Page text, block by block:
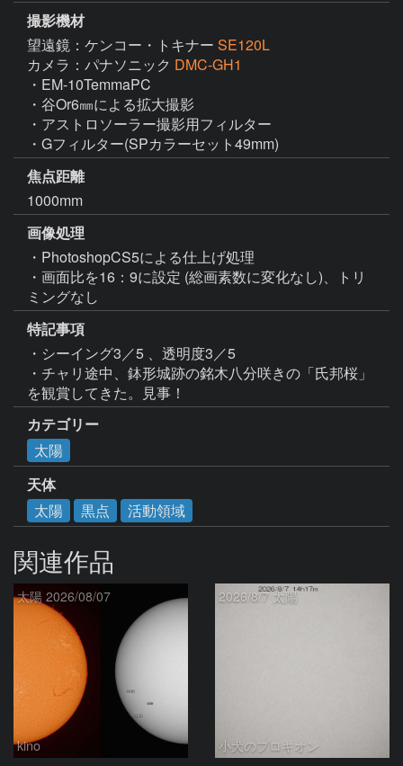
撮影機材
望遠鏡：ケンコー・トキナー SE120L
カメラ：パナソニック DMC-GH1
・EM-10TemmaPC
・谷Or6㎜による拡大撮影
・アストロソーラー撮影用フィルター
・Gフィルター(SPカラーセット49mm)
焦点距離
1000mm
画像処理
・PhotoshopCS5による仕上げ処理
・画面比を16：9に設定 (総画素数に変化なし)、トリ
ミングなし
特記事項
・シーイング3／5 、透明度3／5
・チャリ途中、鉢形城跡の銘木八分咲きの「氏邦桜」
を観賞してきた。見事！
カテゴリー
太陽
天体
太陽
黒点 活動領域
関連作品
太陽 2026/08/07
kino
2026/8/7 太陽
小犬のプロキオン